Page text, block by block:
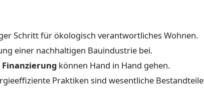
Schritt für ökologisch verantwortliches Wohnen.
einer nachhaltigen Bauindustrie bei.
können Hand in Hand gehen.
Praktiken sind wesentliche Bestandteile